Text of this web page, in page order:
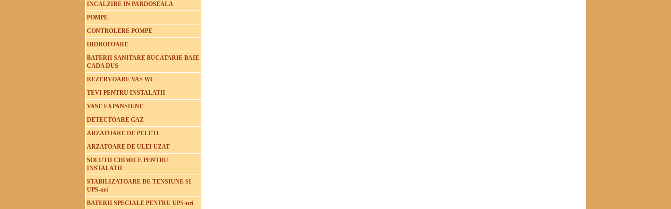
INCALZIRE IN PARDOSEALA
POMPE
CONTROLERE POMPE
HIDROFOARE
BATERII SANITARE BUCATARIE BAIE
CADA DUS
REZERVOARE VAS WC
TEVI PENTRU INSTALATII
VASE EXPANSIUNE
DETECTOARE GAZ
ARZATOARE DE PELETI
ARZATOARE DE ULEI UZAT
SOLUTII CHIMICE PENTRU
INSTALATII
STABILIZATOARE DE TENSIUNE SI
UPS-uri
BATERII SPECIALE PENTRU UPS-uri